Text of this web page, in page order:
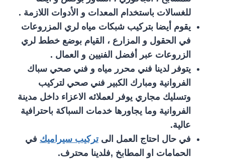
للغسالات باستخدام المعدات و الأدوات اللازمة .
يقوم أيضا بتركيب شبكات مياه لري المزروعات
في الحقول و المزارع ، القيام بوضع خطط لري
الزروعات عبر أفضل الفنيين و العمال .
يتوفر لدينا فني محرر مياه و فني صحي سباك
الفروانية ومبارك الكبير فني صحي لتركيب
وتسليك مجاري يوفر لعملائه الاعزاء داخل مدينة
الفروانية وما يجاورها خدمات السباكة باحترافية
عالية.
في حال احتاج العمل الىتركيب سيراميك في
الحمامات او المطابخ ,فلدينا محترف.